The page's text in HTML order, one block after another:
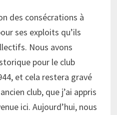
des consécrations à
ses exploits qu’ils
Nous avons
pour le club
et cela restera gravé
club, que j’ai appris
ici. Aujourd’hui, nous